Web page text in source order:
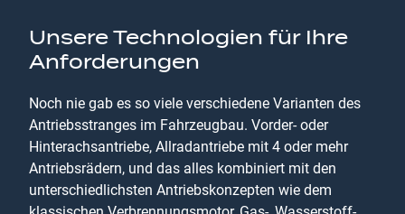
Unsere Technologien für Ihre
Anforderungen
Noch nie gab es so viele verschiedene Varianten des
Antriebsstranges im Fahrzeugbau. Vorder- oder
Hinterachsantriebe, Allradantriebe mit 4 oder mehr
Antriebsrädern, und das alles kombiniert mit den
unterschiedlichsten Antriebskonzepten wie dem